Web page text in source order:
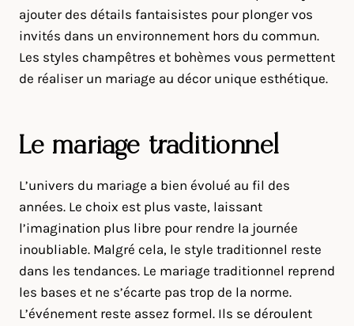
ajouter des détails fantaisistes pour plonger vos
invités dans un environnement hors du commun.
Les styles champêtres et bohèmes vous permettent
de réaliser un mariage au décor unique esthétique.
Le mariage traditionnel
L’univers du mariage a bien évolué au fil des
années. Le choix est plus vaste, laissant
l’imagination plus libre pour rendre la journée
inoubliable. Malgré cela, le style traditionnel reste
dans les tendances. Le mariage traditionnel reprend
les bases et ne s’écarte pas trop de la norme.
L’événement reste assez formel. Ils se déroulent